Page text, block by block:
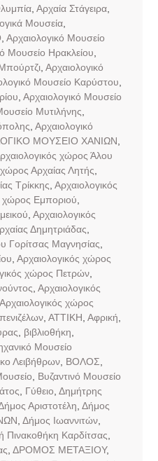
, Αρχαία Στάγειρα,
Μουσεία,
Αρχαιολογικό Μουσείο
Μουσείο Ηρακλείου
, Αρχαιολογικό
Μουσείο Καρύστου
Αρχαιολογικό Μουσείο
Μυτιλήνης
Αρχαιολογικό
ΜΟΥΣΕΙΟ ΧΑΝΙΩΝ
χώρος Άλου
Αρχαίας Λητής
Τρίκκης Αρχαιολογικός
χώρος Εμποριού
Αρχαιολογικός
Δημητριάδας
Γορίτσας Μαγνησίας
Αρχαιολογικός χώρος
χώρος Πετρών,
Αρχαιολογικός
Αρχαιολογικός χώρος
, ΑΤΤΙΚΗ Αφρική
βιβλιοθήκη
Μουσείο
Λειβήθρων, ΒΟΛΟΣ
Βυζαντινό Μουσείο
Γύθειο Δημήτρης
Αριστοτέλη Δήμος
Δήμος Ιωαννιτών,
Πινακοθήκη Καρδίτσας
ΔΡΟΜΟΣ ΜΕΤΑΞΙΟΥ,